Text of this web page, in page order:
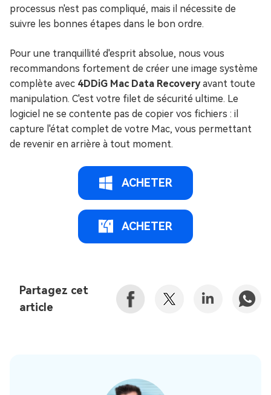
processus n'est pas compliqué, mais il nécessite de
suivre les bonnes étapes dans le bon ordre.
Pour une tranquillité d'esprit absolue, nous vous
recommandons fortement de créer une image système
complète avec 4DDiG Mac Data Recoveryavant toute
manipulation. C'est votre filet de sécurité ultime. Le
logiciel ne se contente pas de copier vos fichiers : il
capture l'état complet de votre Mac, vous permettant
de revenir en arrière à tout moment.
ACHETER
ACHETER
Partagez cet
article